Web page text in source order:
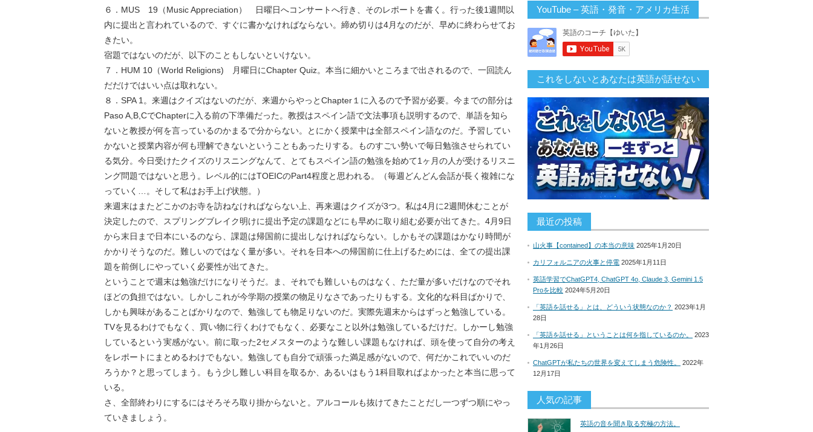
６．MUS 19（Music Appreciation） 日曜日へコンサートへ行き、そのレポートを書く。行った後1週間以
内に提出と言われているので、すぐに書かなければならない。締め切りは4月なのだが、早めに終わらせてお
きたい。
宿題ではないのだが、以下のこともしないといけない。
７．HUM 10（World Religions) 月曜日にChapter Quiz。本当に細かいところまで出されるので、一回読ん
だだけではいい点は取れない。
８．SPA 1。来週はクイズはないのだが、来週からやっとChapter１に入るので予習が必要。今までの部分は
Paso A,B,CでChapterに入る前の下準備だった。教授はスペイン語で文法事項も説明するので、単語を知ら
ないと教授が何を言っているのかまるで分からない。とにかく授業中は全部スペイン語なのだ。予習してい
かないと授業内容が何も理解できないということもあったりする。ものすごい勢いで毎日勉強させられてい
る気分。今日受けたクイズのリスニングなんて、とてもスペイン語の勉強を始めて1ヶ月の人が受けるリスニ
ング問題ではないと思う。レベル的にはTOEICのPart4程度と思われる。（毎週どんどん会話が長く複雑にな
っていく…。そして私はお手上げ状態。）
来週末はまたどこかのお寺を訪ねなければならない上、再来週はクイズが3つ。私は4月に2週間休むことが
決定したので、スプリングブレイク明けに提出予定の課題などにも早めに取り組む必要が出てきた。4月9日
から末日まで日本にいるのなら、課題は帰国前に提出しなければならない。しかもその課題はかなり時間が
かかりそうなのだ。難しいのではなく量が多い。それを日本への帰国前に仕上げるためには、全ての提出課
題を前倒しにやっていく必要性が出てきた。
ということで週末は勉強だけになりそうだ。ま、それでも難しいものはなく、ただ量が多いだけなのでそれ
ほどの負担ではない。しかしこれが今学期の授業の物足りなさであったりもする。文化的な科目ばかりで、
しかも興味があることばかりなので、勉強しても物足りないのだ。実際先週末からはずっと勉強している。
TVを見るわけでもなく、買い物に行くわけでもなく、必要なこと以外は勉強しているだけだ。しかーし勉強
しているという実感がない。前に取った2セメスターのような難しい課題もなければ、頭を使って自分の考え
をレポートにまとめるわけでもない。勉強しても自分で頑張った満足感がないので、何だかこれでいいのだ
ろうか？と思ってしまう。もう少し難しい科目を取るか、あるいはもう1科目取ればよかったと本当に思って
いる。
さ、全部終わりにするにはそろそろ取り掛からないと。アルコールも抜けてきたことだし一つずつ順にやっ
ていきましょう。
YouTube – 英語・発音・アメリカ生活
これをしないとあなたは英語が話せない
最近の投稿
山火事【contained】の本当の意味 2025年1月20日
カリフォルニアの火事と停電 2025年1月11日
英語学習でChatGPT4, ChatGPT 4o, Claude 3, Gemini 1.5
Proを比較 2024年5月20日
「英語を話せる」とは、どういう状態なのか？ 2023年1月
28日
「英語を話せる」ということは何を指しているのか。
2023
年1月26日
ChatGPTが私たちの世界を変えてしまう危険性。
2022年
12月17日
人気の記事
英語の音を聞き取る究極の方法。